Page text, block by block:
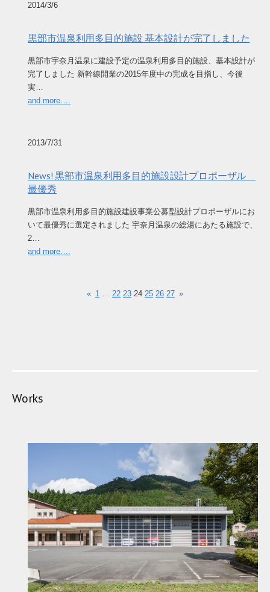
2014/3/6
黒部市温泉利用多目的施設 基本設計が完了しました
黒部市宇奈月温泉に建設予定の温泉利用多目的施設、基本設計が
完了しました 新幹線開業の2015年度中の完成を目指し、今後
実…
and more….
2013/7/31
News! 黒部市温泉利用多目的施設設計プロポーザル
最優秀
黒部市温泉利用多目的施設建設事業公募型設計プロポーザルにお
いて最優秀に選定されました 宇奈月温泉の総湯にあたる施設で、
2…
and more….
« 1 … 22 23 24 25 26 27 »
Works